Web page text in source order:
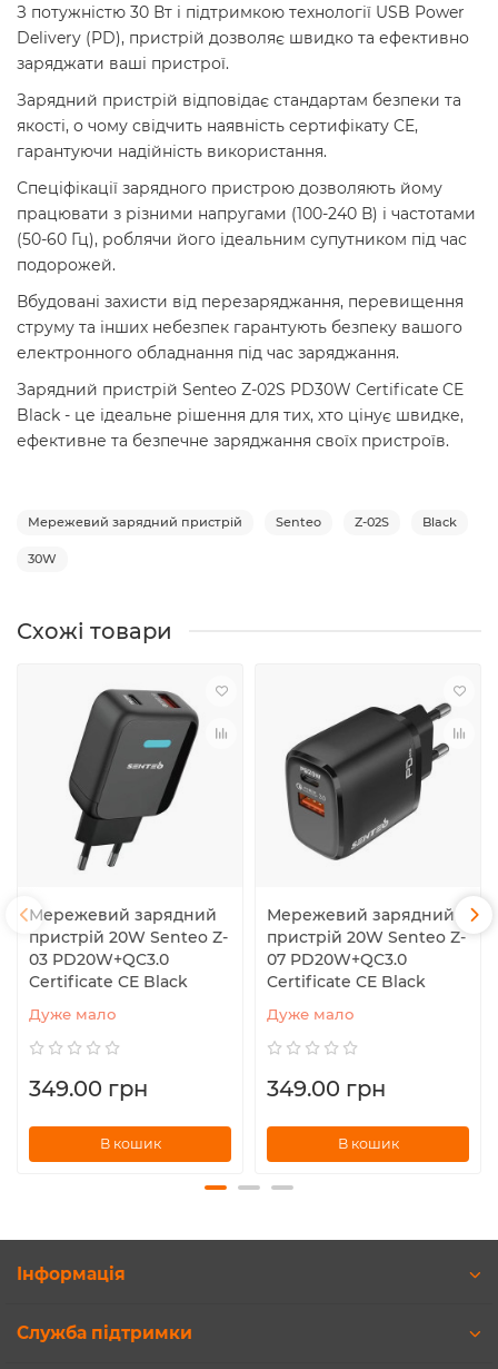
З потужністю 30 Вт і підтримкою технології USB Power
Delivery (PD), пристрій дозволяє швидко та ефективно
заряджати ваші пристрої.
Зарядний пристрій відповідає стандартам безпеки та
якості, о чому свідчить наявність сертифікату CE,
гарантуючи надійність використання.
Спеціфікації зарядного пристрою дозволяють йому
працювати з різними напругами (100-240 В) і частотами
(50-60 Гц), роблячи його ідеальним супутником під час
подорожей.
Вбудовані захисти від перезаряджання, перевищення
струму та інших небезпек гарантують безпеку вашого
електронного обладнання під час заряджання.
Зарядний пристрій Senteo Z-02S PD30W Certificate CE
Black - це ідеальне рішення для тих, хто цінує швидке,
ефективне та безпечне заряджання своїх пристроїв.
Мережевий зарядний пристрій Senteo Z-02S Black
30W
Схожі товари
Мережевий зарядний
пристрій 20W Senteo Z-
03 PD20W+QC3.0
Certificate CE Black
Дуже мало
349.00 грн
В кошик
Мережевий зарядний
пристрій 20W Senteo Z-
07 PD20W+QC3.0
Certificate CE Black
Дуже мало
349.00 грн
В кошик
Інформація
Служба підтримки